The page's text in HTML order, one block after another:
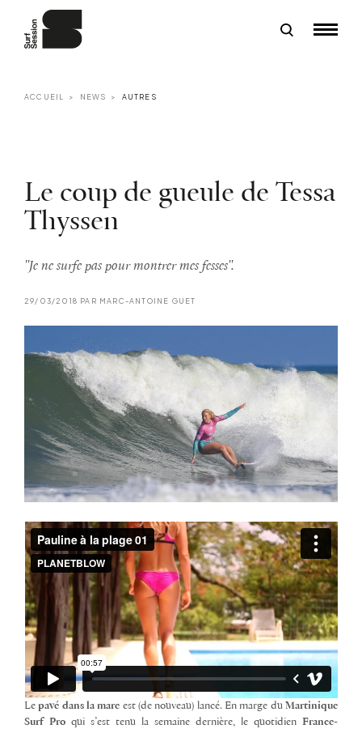
ACCUEIL NEWS AUTRES
Le coup de gueule de Tessa
Thyssen
''Je ne surfe pas pour montrer mes fesses''.
29/03/2018 PAR MARC-ANTOINE GUET
Lepavé dans la mare est (de nouveau) lancé. En marge duMartinique
Surf Pro qui s’est tenu la semaine dernière, le quotidien France-